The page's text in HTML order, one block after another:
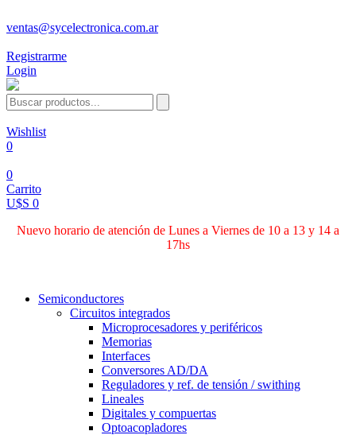
ventas@sycelectronica.com.ar
Registrarme
Login
Wishlist
0
0
Carrito
U$S 0
Nuevo horario de atención de Lunes a Viernes de 10 a 13 y 14 a
17hs
Semiconductores
Circuitos integrados
Microprocesadores y periféricos
Memorias
Interfaces
Conversores AD/DA
Reguladores y ref. de tensión / swithing
Lineales
Digitales y compuertas
Optoacopladores